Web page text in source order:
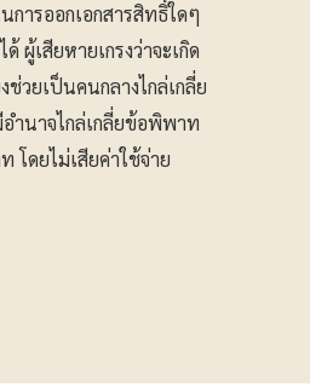
ารออกเอกสารสิทธิ์ใดๆ
เสียหายเกรงว่าจะเกิด
วยเป็นคนกลางไกล่เกลี่ย
ำนาจไกล่เกลี่ยข้อพิพาท
ดยไม่เสียค่าใช้จ่าย